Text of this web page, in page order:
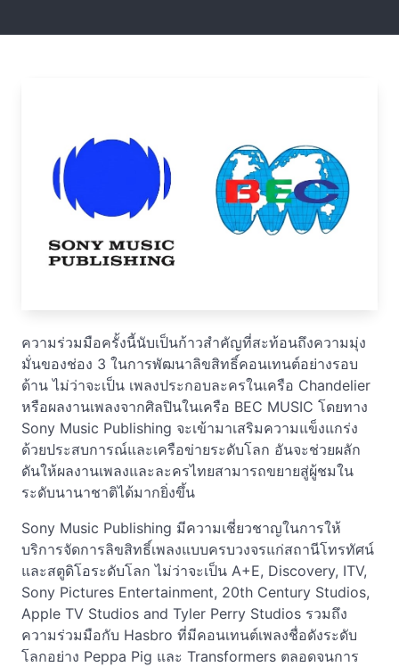
ความร่วมมือครั้งนี้นับเป็นก้าวสำคัญที่สะท้อนถึงความมุ่ง
มั่นของช่อง 3 ในการพัฒนาลิขสิทธิ์คอนเทนต์อย่างรอบ
ด้าน ไม่ว่าจะเป็น เพลงประกอบละครในเครือ Chandelier
หรือผลงานเพลงจากศิลปินในเครือ BEC MUSIC โดยทาง
Sony Music Publishing จะเข้ามาเสริมความแข็งแกร่ง
ด้วยประสบการณ์และเครือข่ายระดับโลก อันจะช่วยผลัก
ดันให้ผลงานเพลงและละครไทยสามารถขยายสู่ผู้ชมใน
ระดับนานาชาติได้มากยิ่งขึ้น
Sony Music Publishing มีความเชี่ยวชาญในการให้
บริการจัดการลิขสิทธิ์เพลงแบบครบวงจรแก่สถานีโทรทัศน์
และสตูดิโอระดับโลก ไม่ว่าจะเป็น A+E, Discovery, ITV,
Sony Pictures Entertainment, 20th Century Studios,
Apple TV Studios and Tyler Perry Studios รวมถึง
ความร่วมมือกับ Hasbro ที่มีคอนเทนต์เพลงชื่อดังระดับ
โลกอย่าง Peppa Pig และ Transformers ตลอดจนการ